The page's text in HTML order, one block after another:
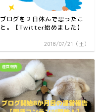
ブログを２日休んで思ったこ
と。【Twitter始めました】
2018/07/21（土）
運営報告